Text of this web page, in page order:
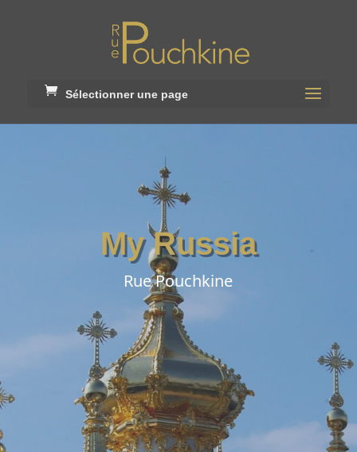
Sélectionner une page
My Russia
Rue Pouchkine